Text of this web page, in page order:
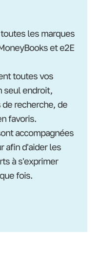
les marques
et e2E
toutes vos
seul endroit,
recherche, de
favoris.
accompagnées
afin d'aider les
à s'exprimer
fois.